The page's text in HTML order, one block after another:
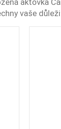
aktovka
vaše